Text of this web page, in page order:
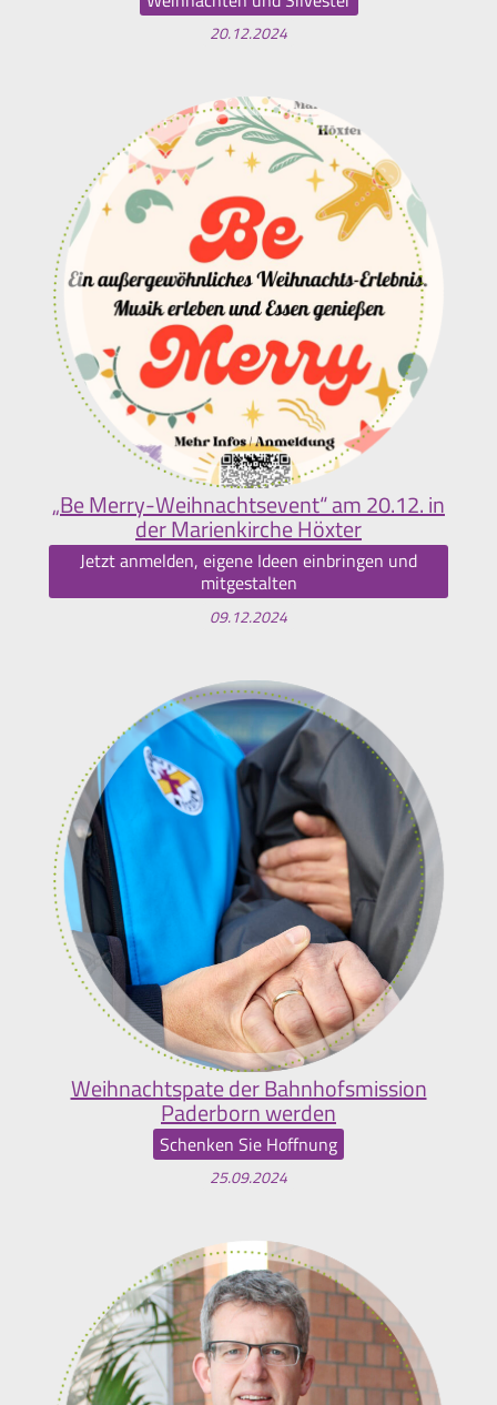
20.12.2024
„Be Merry-Weihnachtsevent“ am 20.12. in
der Marienkirche Höxter
Jetzt anmelden, eigene Ideen einbringen und
mitgestalten
09.12.2024
Weihnachtspate der Bahnhofsmission
Paderborn werden
Schenken Sie Hoffnung
25.09.2024